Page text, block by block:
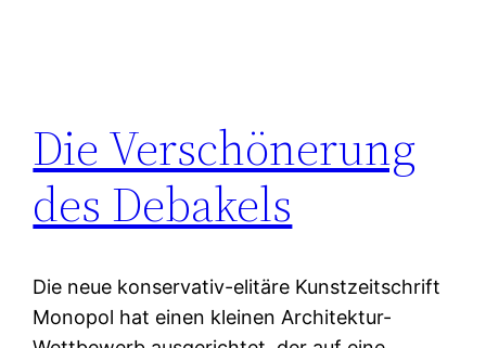
Die Verschönerung
des Debakels
Die neue konservativ-elitäre Kunstzeitschrift
Monopol hat einen kleinen Architektur-